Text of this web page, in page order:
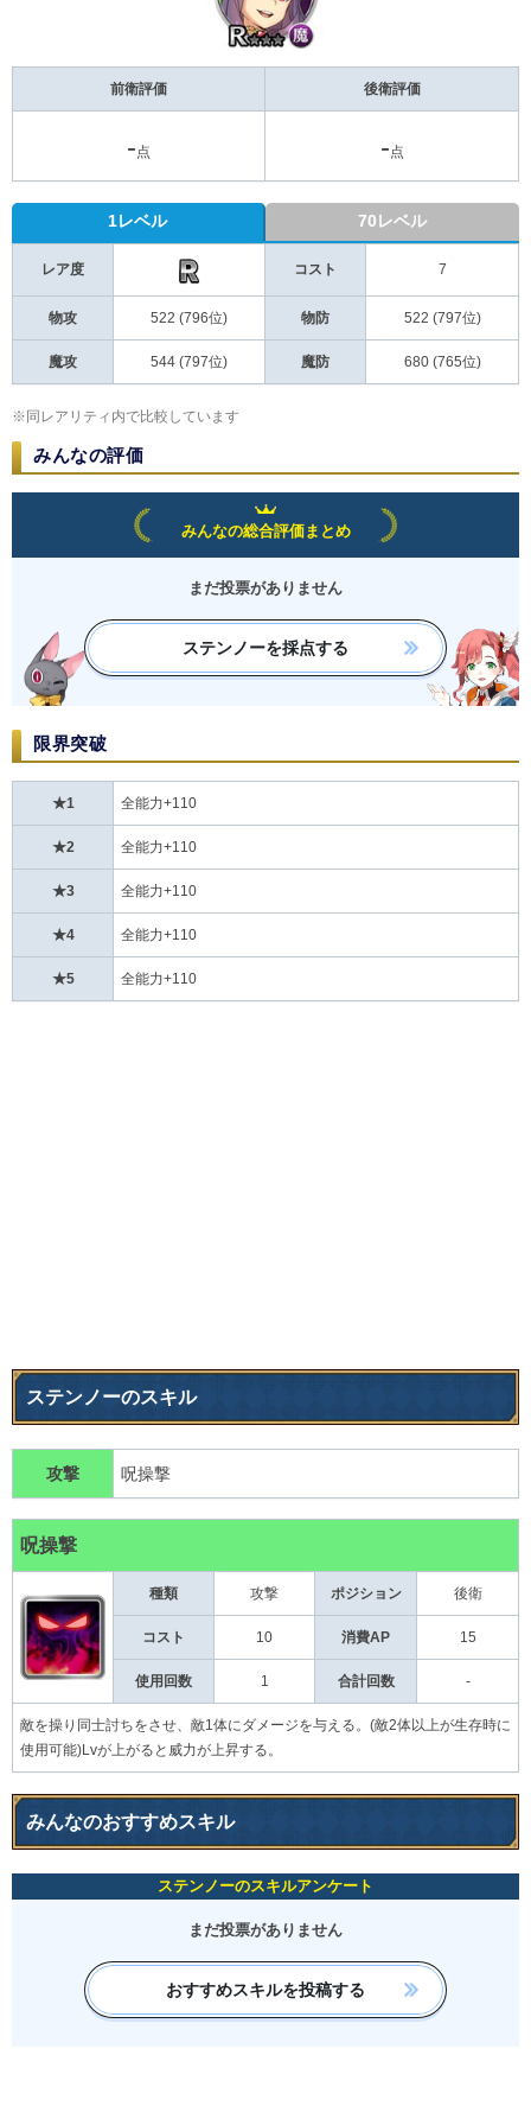
前衛評価 後衛評価
-点 -点
1レベル 70レベル
レア度 コスト 7
物攻 522 (796位) 物防 522 (797位)
魔攻 544 (797位) 魔防 680 (765位)
※同レアリティ内で比較しています
みんなの評価
みんなの総合評価まとめ
まだ投票がありません
ステンノーを採点する
限界突破
★1 全能力+110
★2 全能力+110
★3 全能力+110
★4 全能力+110
★5 全能力+110
ステンノーのスキル
攻撃 呪操撃
呪操撃
種類 攻撃 ポジション 後衛
コスト 10 消費AP 15
使用回数 1 合計回数 -
敵を操り同士討ちをさせ、敵1体にダメージを与える。(敵2体以上が生存時に
使用可能)Lvが上がると威力が上昇する。
みんなのおすすめスキル
ステンノーのスキルアンケート
まだ投票がありません
おすすめスキルを投稿する